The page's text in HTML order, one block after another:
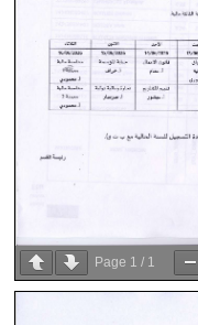
Page 1 / 1